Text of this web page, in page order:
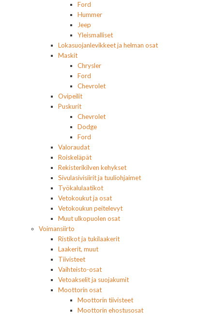
Ford
Hummer
Jeep
Yleismalliset
Lokasuojanlevikkeet ja helman osat
Maskit
Chrysler
Ford
Chevrolet
Ovipeilit
Puskurit
Chevrolet
Dodge
Ford
Valoraudat
Roiskeläpät
Rekisterikilven kehykset
Sivulasivisiirit ja tuuliohjaimet
Työkalulaatikot
Vetokoukut ja osat
Vetokoukun peitelevyt
Muut ulkopuolen osat
Voimansiirto
Ristikot ja tukilaakerit
Laakerit, muut
Tiivisteet
Vaihteisto-osat
Vetoakselit ja suojakumit
Moottorin osat
Moottorin tiivisteet
Moottorin ehostusosat